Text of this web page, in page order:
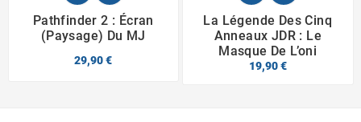
Pathfinder 2 : Écran
(Paysage) Du MJ
29,90 €
La Légende Des Cinq
Anneaux JDR : Le
Masque De L’oni
19,90 €